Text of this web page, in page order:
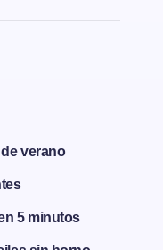
verano
5 minutos